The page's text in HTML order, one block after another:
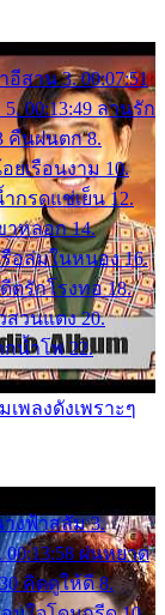
อีสาน 3. 00:07:51
00:13:49 ลานรัก
คืนฝนตก 8.
ยเรือนงาม 10.
ำกรดแช่เย็น 12.
าหลอก 14.
รือล่มในหนอง 16.
ตรักโรงทอ 18.
สวนแตง 20.
กน้ำโพ 22.
พลงดังเพราะๆ
างฟ้าสลัม 3.
00:13:58 ฝนหยาด
คิดดูให้ดี 8.